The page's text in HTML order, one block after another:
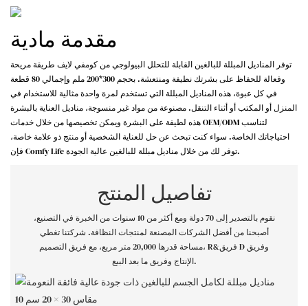
مقدمة مادية
توفر المناديل المبللة للبالغين القابلة للتحلل البيولوجي من كومفي لايف طريقة مريحة
وفعالة للحفاظ على بشرتك نظيفة ومنتعشة. بحجم 300*200 ملم وإجمالي 80 قطعة
في كل عبوة، هذه المناديل المبللة التي تستخدم لمرة واحدة مثالية للاستخدام في
المنزل أو المكتب أو أثناء التنقل. مصنوعة من مواد غير منسوجة، مناديل العناية بالبشرة
هذه لطيفة على البشرة ويمكن تخصيصها من خلال خدمات OEM/ODM لتناسب
احتياجاتك الخاصة. سواء كنت تبحث عن حل للعناية الشخصية أو منتج ذو علامة خاصة،
فإن Comfy Life توفر لك من خلال مناديل مبللة للبالغين عالية الجودة.
تفاصيل المنتج
نقوم بالتصدير إلى 70 دولة ومع أكثر من 10 سنوات من الخبرة في التصنيع،
أصبحنا من أفضل الشركات المصنعة لمنتجات النظافة. شركتنا تغطي
مساحة قدرها 20,000 متر مربع، مع فريق التصميم، R&فريق D وفريق
الإنتاج وفريق ما بعد البيع.